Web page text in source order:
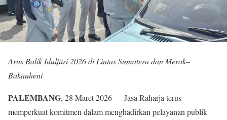
Arus Balik Idulfitri 2026 di Lintas Sumatera dan Merak–
Bakauheni
PALEMBANG, 28 Maret 2026 — Jasa Raharja terus
memperkuat komitmen dalam menghadirkan pelayanan publik